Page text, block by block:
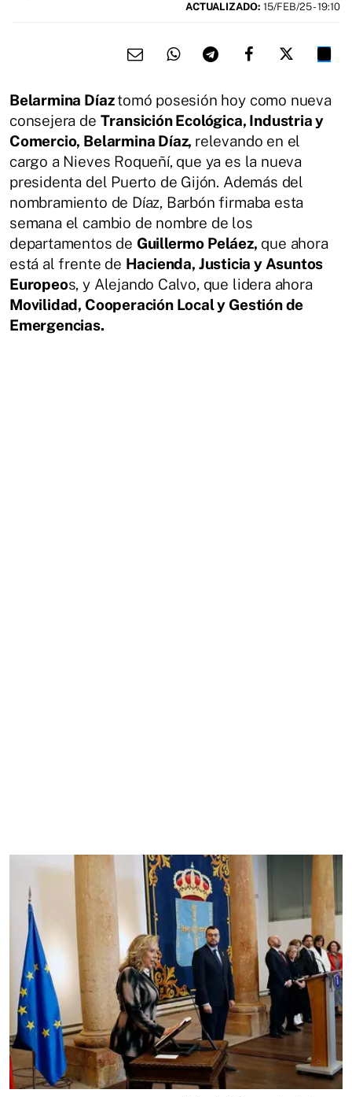
ACTUALIZADO: 15/FEB/25 - 19:10
Belarmina Díaztomó posesión hoy como nueva
consejera de Transición Ecológica, Industria y
Comercio, Belarmina Díaz, relevando en el
cargo a Nieves Roqueñí, que ya es la nueva
presidenta del Puerto de Gijón. Además del
nombramiento de Díaz, Barbón firmaba esta
semana el cambio de nombre de los
departamentos de Guillermo Peláez, que ahora
está al frente de Hacienda, Justicia y Asuntos
Europeos, y Alejando Calvo, que lidera ahora
Movilidad, Cooperación Local y Gestión de
Emergencias.